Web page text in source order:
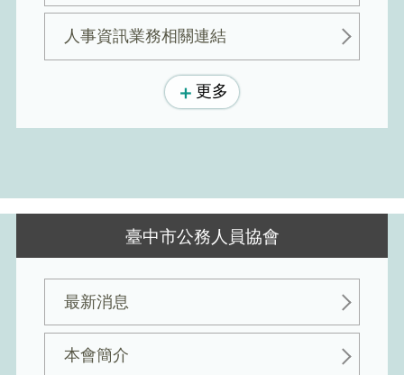
人事資訊業務相關連結
更多
臺中市公務人員協會
最新消息
本會簡介